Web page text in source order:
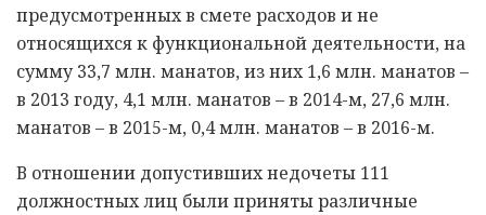
предусмотренных в смете расходов и не
относящихся к функциональной деятельности, на
сумму 33,7 млн. манатов, из них 1,6 млн. манатов –
в 2013 году, 4,1 млн. манатов – в 2014-м, 27,6 млн.
манатов – в 2015-м, 0,4 млн. манатов – в 2016-м.
В отношении допустивших недочеты 111
должностных лиц были приняты различные